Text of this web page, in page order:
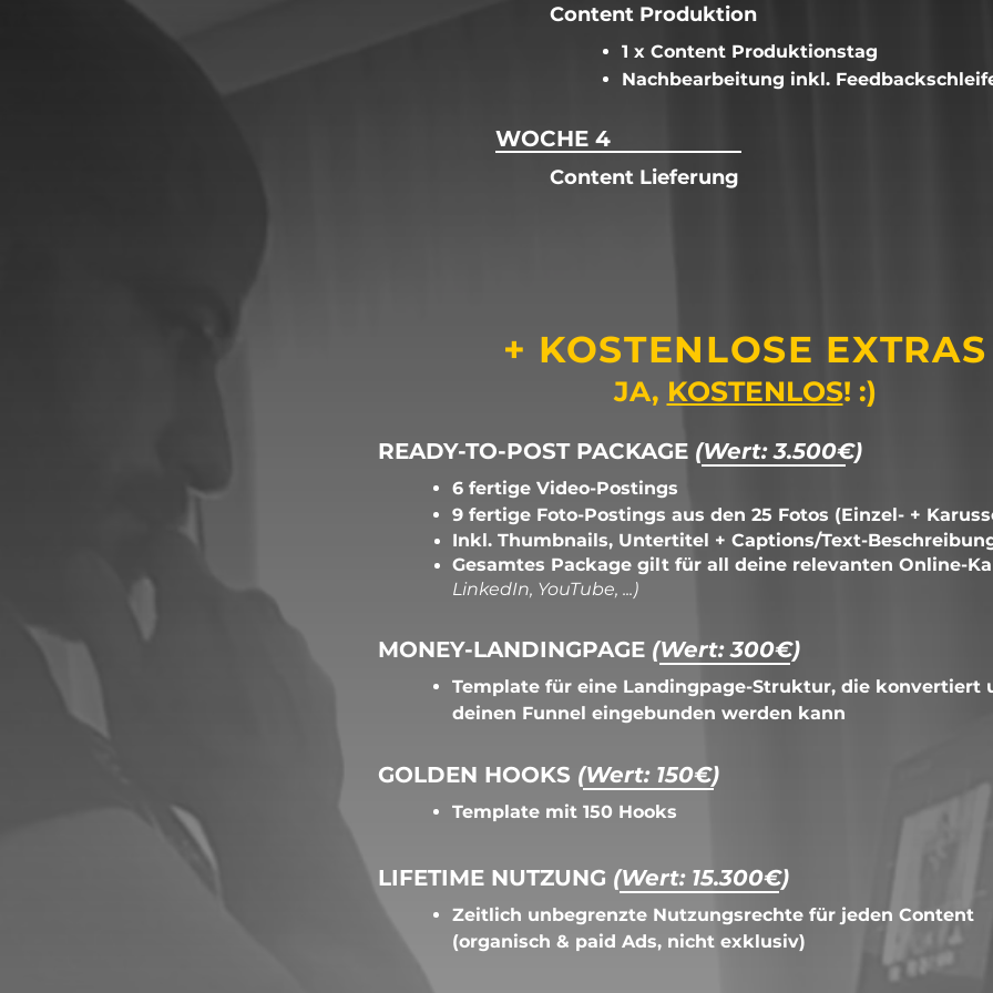
Content Produktion
1 x Content Produktionstag
Nachbearbeitung inkl.
WOCHE 4
Content Lieferung
MONEY-LANDINGPAGE (Wert: 300€)
Template für eine Landingpage-Struktur, die konvertiert
deinen Funnel eingebunden werden kann
READY-TO-POST PACKAGE (Wert: 3.500€)
6 fertige Video-Postings
​9 fertige Foto-Postings aus den 25 Fotos (Einzel- +
Inkl. Thumbnails, Untertitel + Captions/Text-
Gesamtes Package gilt für all deine relevanten Online-
LinkedIn, YouTube, ...)
GOLDEN HOOKS (Wert: 150€)
Template mit 150 Hooks
LIFETIME NUTZUNG (Wert: 15.300€)
Zeitlich unbegrenzte Nutzungsrechte für jeden Content
(organisch & paid Ads, nicht exklusiv)
+ KOSTENLOSE EXTRAS
JA, KOSTENLOS! :)